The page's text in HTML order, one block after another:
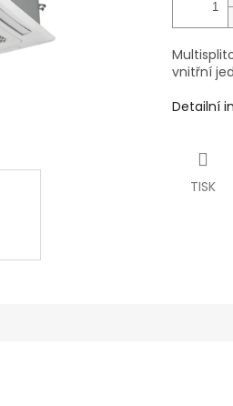
vnitřní
Detailní
TISK